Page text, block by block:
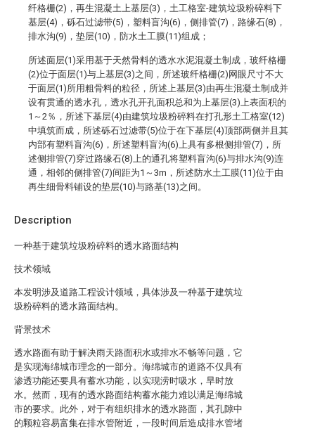
Description
一种基于建筑垃圾粉碎料的透水路面结构
技术领域
本发明涉及道路工程设计领域，具体涉及一种基于建筑垃
圾粉碎料的透水路面结构。
背景技术
透水路面有助于解决雨天路面积水或排水不畅等问题，它
是实现海绵城市理念的一部分。海绵城市的道路不仅具有
渗透功能还要具有蓄水功能，以实现涝时吸水，旱时放
水。然而，现有的透水路面结构蓄水能力难以满足海绵城
市的要求。此外，对于有组织排水的透水路面，其孔隙中
的颗粒容易富集在排水管附近，一段时间后造成排水管堵
纤格栅(2)，再生混凝土上基层(3)，土工格室-建筑垃圾粉碎料下
基层(4)，砾石过滤带(5)，塑料盲沟(6)，侧排管(7)，路缘石(8)，
排水沟(9)，垫层(10)，防水土工膜(11)组成；
所述面层(1)采用基于天然骨料的透水水泥混凝土制成，玻纤格栅
(2)位于面层(1)与上基层(3)之间，所述玻纤格栅(2)网眼尺寸不大
于面层(1)所用粗骨料的粒径，所述上基层(3)由再生混凝土制成并
设有贯通的透水孔，透水孔开孔面积总和为上基层(3)上表面积的
1～2％，所述下基层(4)由建筑垃圾粉碎料在打孔形土工格室(12)
中填筑而成，所述砾石过滤带(5)位于在下基层(4)顶部两侧并且其
内部有塑料盲沟(6)，所述塑料盲沟(6)上具有多根侧排管(7)，所
述侧排管(7)穿过路缘石(8)上的通孔将塑料盲沟(6)与排水沟(9)连
通，相邻的侧排管(7)间距为1～3m，所述防水土工膜(11)位于由
再生细骨料铺设的垫层(10)与路基(13)之间。